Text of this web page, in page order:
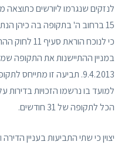
לנזקים שנגרמו ליורשים
15 ברחוב ה' בתקופה בה כיהן
כי לנוכח
הכל לתקופה של 31 חודשים.
יצוין כי שתי התביעות בעניין